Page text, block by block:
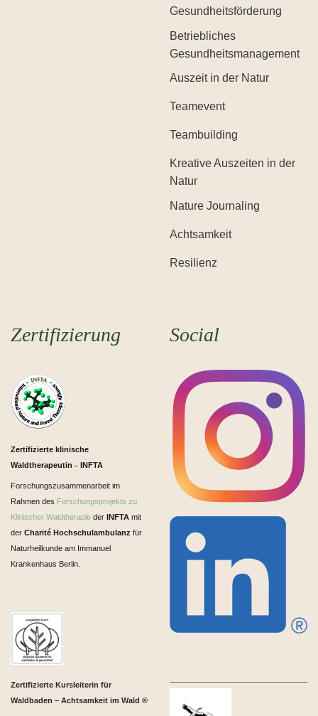
Gesundheitsförderung
Betriebliches
Gesundheitsmanagement
Auszeit in der Natur
Teamevent
Teambuilding
Kreative Auszeiten in der
Natur
Nature Journaling
Achtsamkeit
Resilienz
Zertifizierung
Zertifizierte klinische
Waldtherapeutin – INFTA
Forschungszusammenarbeit im
Rahmen des Forschungsprojekts zu
Klinischer Waldtherapie der INFTA mit
der Charité Hochschulambulanz für
Naturheilkunde am Immanuel
Krankenhaus Berlin.
Zertifizierte Kursleiterin für
Waldbaden – Achtsamkeit im Wald ®
Social